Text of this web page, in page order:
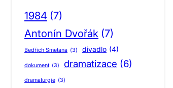
1984 (7)
Antonín Dvořák (7)
Bedřich Smetana (3) divadlo (4)
dokument (3) dramatizace (6)
dramaturgie (3)